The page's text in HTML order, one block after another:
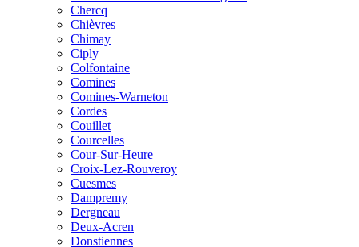
Chercq
Chièvres
Chimay
Ciply
Colfontaine
Comines
Comines-Warneton
Cordes
Couillet
Courcelles
Cour-Sur-Heure
Croix-Lez-Rouveroy
Cuesmes
Dampremy
Dergneau
Deux-Acren
Donstiennes